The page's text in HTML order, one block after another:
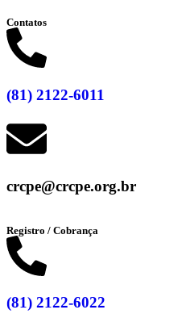
Contatos
(81) 2122-6011
crcpe@crcpe.org.br
Registro / Cobrança
(81) 2122-6022